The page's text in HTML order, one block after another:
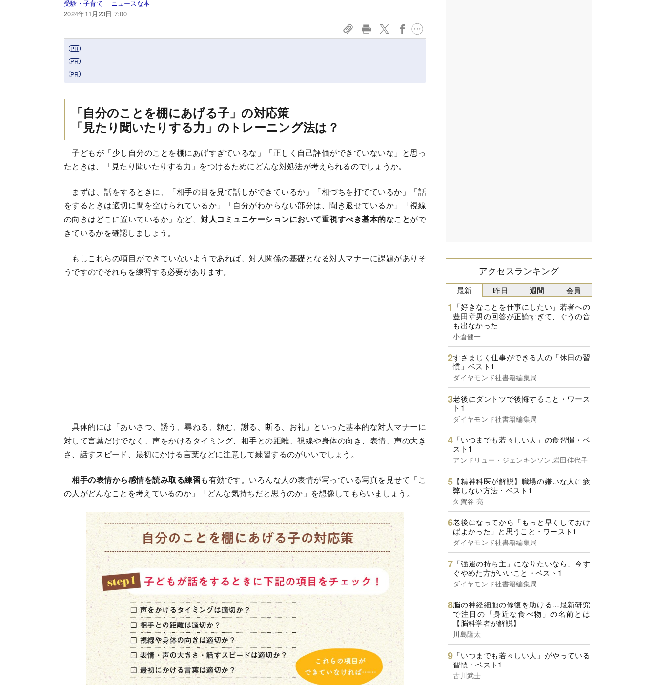
受験・子育て
ニュースな本
2024年11月23日 7:00
「自分のことを棚にあげる子」の対応策
「見たり聞いたりする力」のトレーニング法は？
子どもが「少し自分のことを棚にあげすぎているな」「正しく自己評価ができていないな」と思っ
たときは、「見たり聞いたりする力」をつけるためにどんな対処法が考えられるのでしょうか。
まずは、話をするときに、「相手の目を見て話しができているか」「相づちを打てているか」「話
をするときは適切に間を空けられているか」「自分がわからない部分は、聞き返せているか」「視線
の向きはどこに置いているか」など、対人コミュニケーションにおいて重視すべき基本的なことがで
きているかを確認しましょう。
もしこれらの項目ができていないようであれば、対人関係の基礎となる対人マナーに課題がありそ
うですのでそれらを練習する必要があります。
具体的には「あいさつ、誘う、尋ねる、頼む、謝る、断る、お礼」といった基本的な対人マナーに
対して言葉だけでなく、声をかけるタイミング、相手との距離、視線や身体の向き、表情、声の大き
さ、話すスピード、最初にかける言葉などに注意して練習するのがいいでしょう。
相手の表情から感情を読み取る練習も有効です。いろんな人の表情が写っている写真を見せて「こ
の人がどんなことを考えているのか」「どんな気持ちだと思うのか」を想像してもらいましょう。
アクセスランキング
最新
「好きなことを仕事にしたい」若者への
豊田章男の回答が正論すぎて、ぐうの音
も出なかった
小倉健一
すさまじく仕事ができる人の「休日の習
慣」ベスト1
ダイヤモンド社書籍編集局
老後にダントツで後悔すること・ワース
ト1
ダイヤモンド社書籍編集局
「いつまでも若々しい人」の食習慣・ベ
スト1
アンドリュー・ジェンキンソン,岩田佳代子
【精神科医が解説】職場の嫌いな人に疲
弊しない方法・ベスト1
久賀谷 亮
老後になってから「もっと早くしておけ
ばよかった」と思うこと・ワースト1
ダイヤモンド社書籍編集局
「強運の持ち主」になりたいなら、今す
ぐやめた方がいいこと・ベスト1
ダイヤモンド社書籍編集局
脳の神経細胞の修復を助ける…最新研究
で注目の「身近な食べ物」の名前とは
【脳科学者が解説】
川島隆太
「いつまでも若々しい人」がやっている
習慣・ベスト1
古川武士
昨日 週間 会員